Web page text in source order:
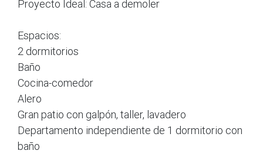
Proyecto Ideal: Casa a demoler
Espacios:
2 dormitorios
Baño
Cocina-comedor
Alero
Gran patio con galpón, taller, lavadero
Departamento independiente de 1 dormitorio con
baño